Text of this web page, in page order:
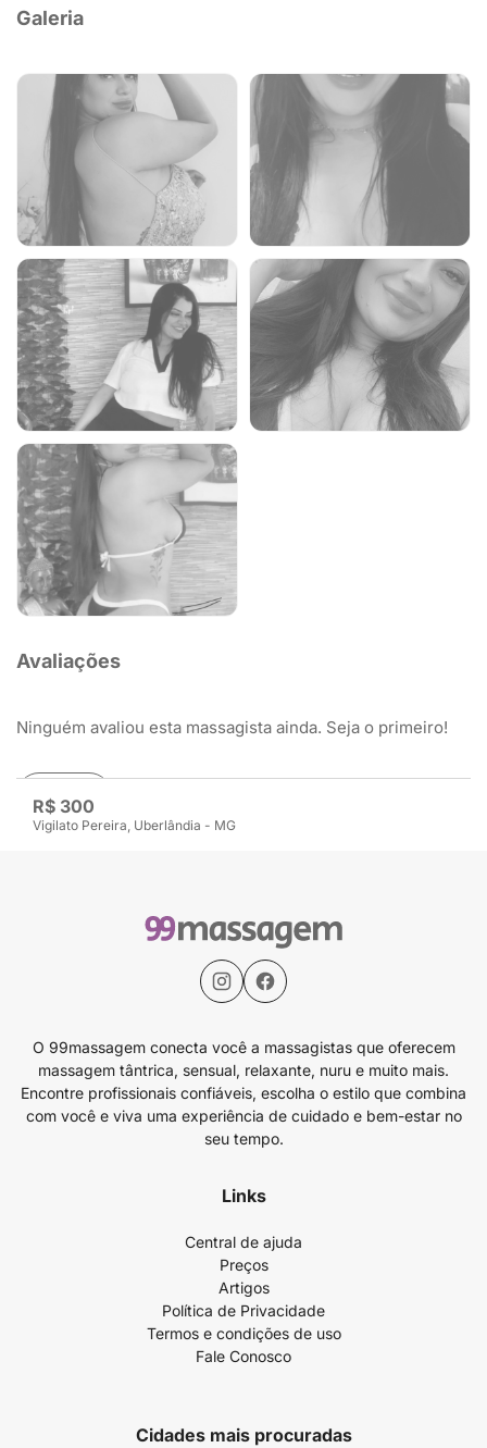
R$ 300
Vigilato Pereira, Uberlândia - MG
Galeria
Avaliações
Ninguém avaliou esta massagista ainda. Seja o primeiro!
Avaliar
O 99massagem conecta você a massagistas que oferecem
massagem tântrica, sensual, relaxante, nuru e muito mais.
Encontre profissionais confiáveis, escolha o estilo que combina
com você e viva uma experiência de cuidado e bem-estar no
seu tempo.
Links
Central de ajuda
Preços
Artigos
Política de Privacidade
Termos e condições de uso
Fale Conosco
Cidades mais procuradas